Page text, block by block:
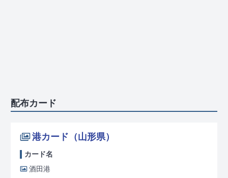
配布カード
港カード（山形県）
カード名
酒田港